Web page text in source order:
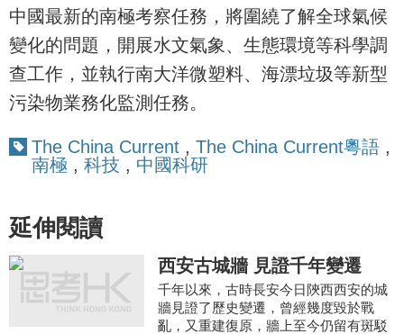
中國最新的南極考察任務，將圍繞了解全球氣候
變化的問題，開展水文氣象、生態環境等科學調
查工作，並執行南大洋微塑料、海漂垃圾等新型
污染物業務化監測任務。
The China Current , The China Current粵語 ,
南極 , 科技 , 中國科研
延伸閱讀
西安古城牆 見證千年變遷
千年以來，古時長安今日陝西西安的城
牆見證了歷史變遷，曾經幾度毀於戰
亂，又重建復原，牆上至今仍留有斑駁